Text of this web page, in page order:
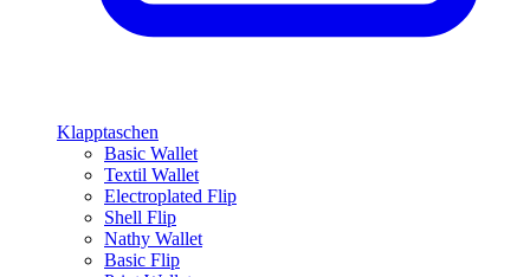
Klapptaschen
Basic Wallet
Textil Wallet
Electroplated Flip
Shell Flip
Nathy Wallet
Basic Flip